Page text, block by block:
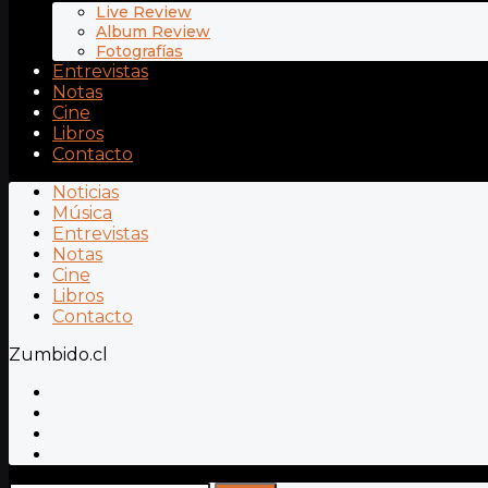
Live Review
Album Review
Fotografías
Entrevistas
Notas
Cine
Libros
Contacto
Noticias
Música
Entrevistas
Notas
Cine
Libros
Contacto
Zumbido.cl